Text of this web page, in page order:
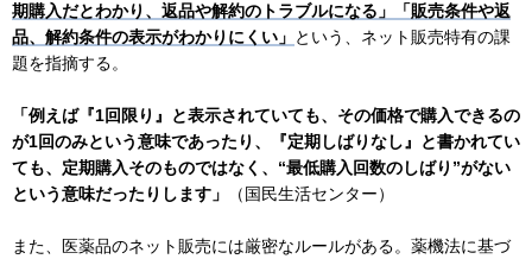
期購入だとわかり、返品や解約のトラブルになる」「販売条件や返
品、解約条件の表示がわかりにくい」 という、ネット販売特有の課
題を指摘する。
「例えば『1回限り』と表示されていても、その価格で購入できるの
が1回のみという意味であったり、『定期しばりなし』と書かれてい
ても、定期購入そのものではなく、“最低購入回数のしばり”がない
という意味だったりします」
（国民生活センター）
また、医薬品のネット販売には厳密なルールがある。薬機法に基づ